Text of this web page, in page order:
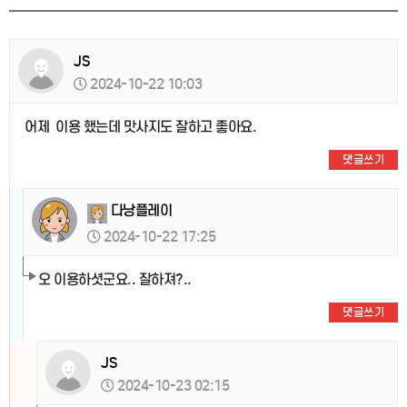
JS
2024-10-22 10:03
어제 이용 했는데 맛사지도 잘하고 좋아요.
댓글쓰기
다낭플레이
2024-10-22 17:25
오 이용하셧군요.. 잘하져?..
댓글쓰기
JS
2024-10-23 02:15